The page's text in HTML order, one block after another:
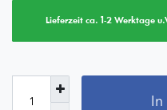
Lieferzeit ca. 1-2 Werktage